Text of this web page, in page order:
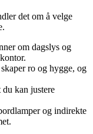
det om å velge
om dagslys og
ro og hygge, og
kan justere
og indirekte